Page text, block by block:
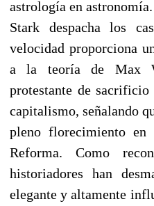
astrología en astronomía.
Stark despacha los
velocidad proporciona
a la teoría de Max
protestante de
capitalismo, señalando
pleno florecimiento
Reforma. Como
historiadores han
elegante y altamente